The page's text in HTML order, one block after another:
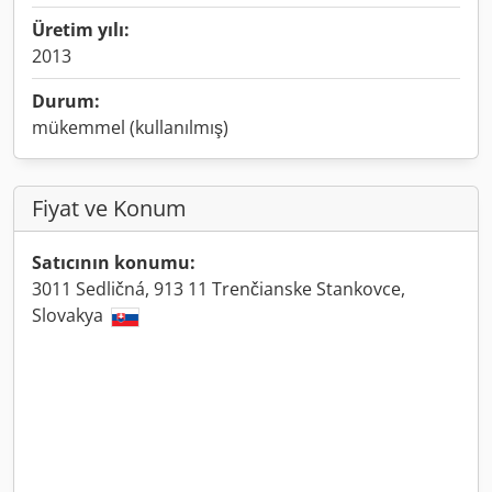
Üretim yılı:
2013
Durum:
mükemmel (kullanılmış)
Fiyat ve Konum
Satıcının konumu:
3011 Sedličná, 913 11 Trenčianske Stankovce,
Slovakya